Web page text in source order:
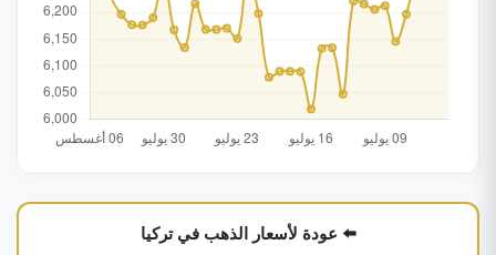
⬅️ عودة لأسعار الذهب في تركيا